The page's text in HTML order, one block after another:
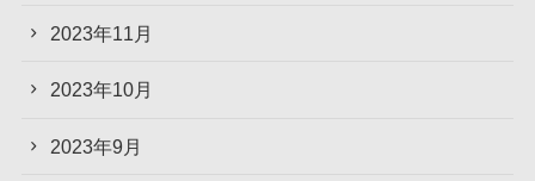
2023年11月
2023年10月
2023年9月